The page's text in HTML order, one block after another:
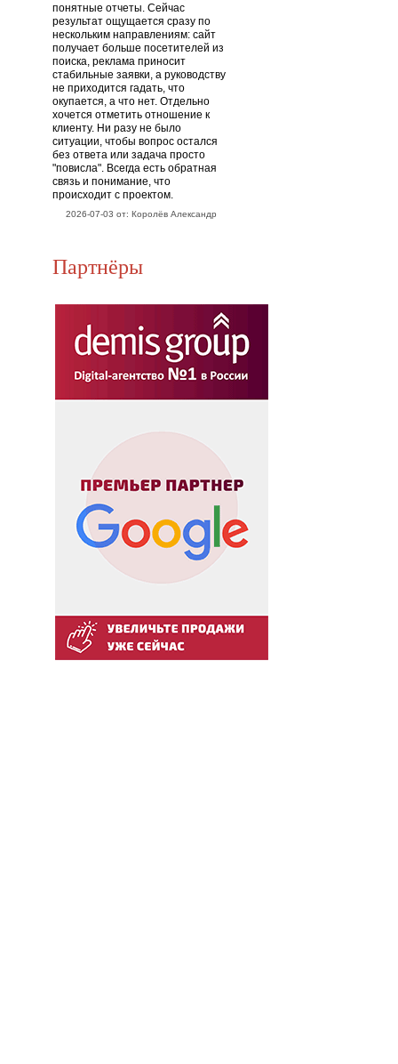
понятные отчеты. Сейчас
результат ощущается сразу по
нескольким направлениям: сайт
получает больше посетителей из
поиска, реклама приносит
стабильные заявки, а руководству
не приходится гадать, что
окупается, а что нет. Отдельно
хочется отметить отношение к
клиенту. Ни разу не было
ситуации, чтобы вопрос остался
без ответа или задача просто
"повисла". Всегда есть обратная
связь и понимание, что
происходит с проектом.
2026-07-03 от: Королёв Александр
Партнёры